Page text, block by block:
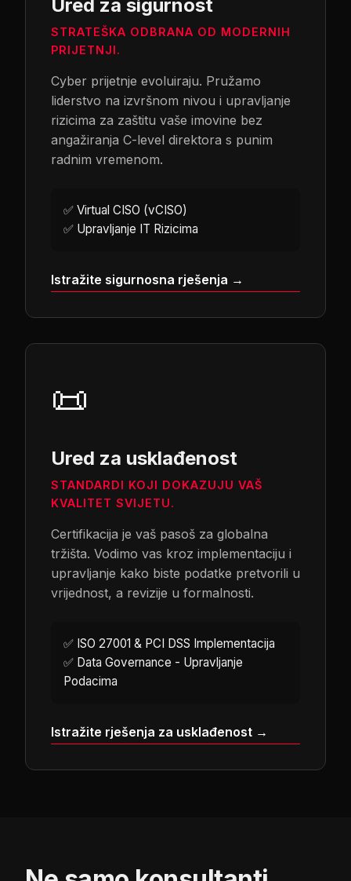
Ured za sigurnost
STRATEŠKA ODBRANA OD MODERNIH
PRIJETNJI.
Cyber prijetnje evoluiraju. Pružamo
liderstvo na izvršnom nivou i upravljanje
rizicima za zaštitu vaše imovine bez
angažiranja C-level direktora s punim
radnim vremenom.
✅ Virtual CISO (vCISO)
✅ Upravljanje IT Rizicima
Istražite sigurnosna rješenja →
📜
Ured za usklađenost
STANDARDI KOJI DOKAZUJU VAŠ
KVALITET SVIJETU.
Certifikacija je vaš pasoš za globalna
tržišta. Vodimo vas kroz implementaciju i
upravljanje kako biste podatke pretvorili u
vrijednost, a revizije u formalnosti.
✅ ISO 27001 & PCI DSS Implementacija
✅ Data Governance - Upravljanje
Podacima
Istražite rješenja za usklađenost →